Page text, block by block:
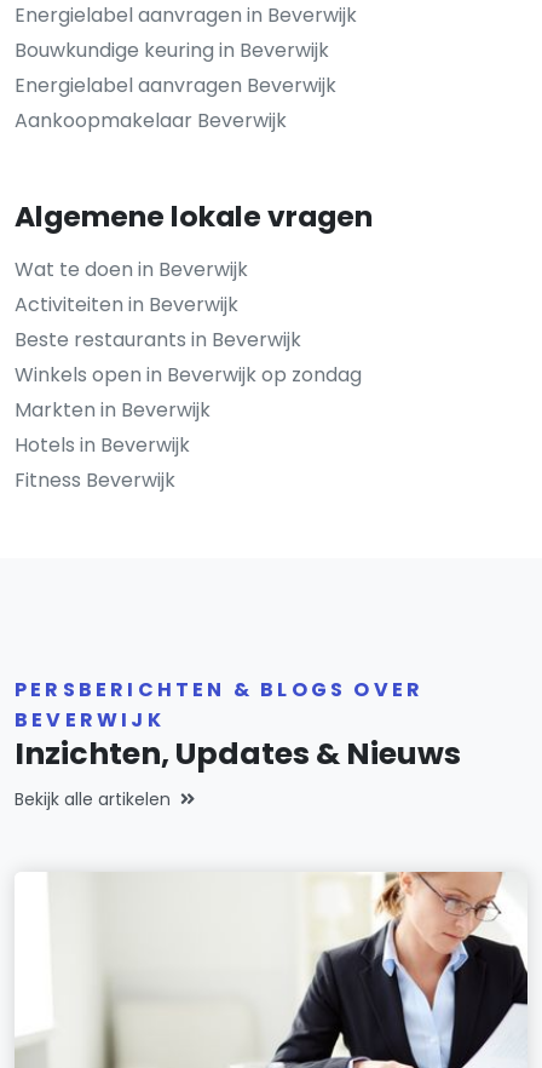
Energielabel aanvragen in Beverwijk
Bouwkundige keuring in Beverwijk
Energielabel aanvragen Beverwijk
Aankoopmakelaar Beverwijk
Algemene lokale vragen
Wat te doen in Beverwijk
Activiteiten in Beverwijk
Beste restaurants in Beverwijk
Winkels open in Beverwijk op zondag
Markten in Beverwijk
Hotels in Beverwijk
Fitness Beverwijk
PERSBERICHTEN & BLOGS OVER
BEVERWIJK
Inzichten, Updates & Nieuws
Bekijk alle artikelen